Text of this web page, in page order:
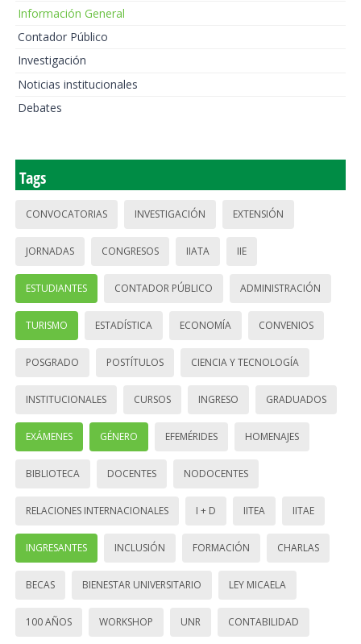
Información General
Contador Público
Investigación
Noticias institucionales
Debates
Tags
CONVOCATORIAS INVESTIGACIÓN EXTENSIÓN
JORNADAS CONGRESOS IIATA IIE
ESTUDIANTES CONTADOR PÚBLICO ADMINISTRACIÓN
TURISMO ESTADÍSTICA ECONOMÍA CONVENIOS
POSGRADO POSTÍTULOS CIENCIA Y TECNOLOGÍA
INSTITUCIONALES CURSOS INGRESO GRADUADOS
EXÁMENES GÉNERO EFEMÉRIDES HOMENAJES
BIBLIOTECA DOCENTES NODOCENTES
RELACIONES INTERNACIONALES I + D IITEA IITAE
INGRESANTES INCLUSIÓN FORMACIÓN CHARLAS
BECAS BIENESTAR UNIVERSITARIO LEY MICAELA
100 AÑOS WORKSHOP UNR CONTABILIDAD